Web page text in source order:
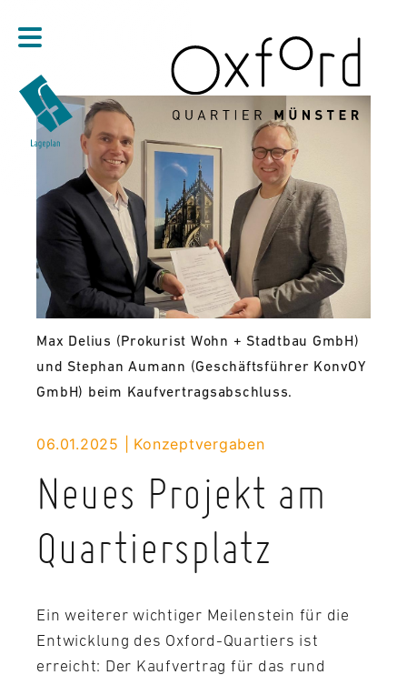
Max Delius (Prokurist Wohn + Stadtbau GmbH)
und Stephan Aumann (Geschäftsführer KonvOY
GmbH) beim Kaufvertragsabschluss.
06.01.2025 Konzeptvergaben
Neues Projekt am
Quartiersplatz
Ein weiterer wichtiger Meilenstein für die
Entwicklung des Oxford-Quartiers ist
erreicht: Der Kaufvertrag für das rund